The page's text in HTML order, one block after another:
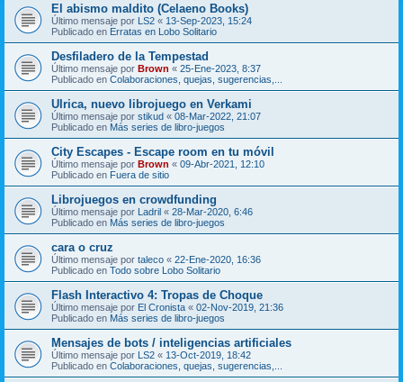
El abismo maldito (Celaeno Books)
Último mensaje por LS2 « 13-Sep-2023, 15:24
Publicado en Erratas en Lobo Solitario
Desfiladero de la Tempestad
Último mensaje por Brown « 25-Ene-2023, 8:37
Publicado en Colaboraciones, quejas, sugerencias,...
Ulrica, nuevo librojuego en Verkami
Último mensaje por stikud « 08-Mar-2022, 21:07
Publicado en Más series de libro-juegos
City Escapes - Escape room en tu móvil
Último mensaje por Brown « 09-Abr-2021, 12:10
Publicado en Fuera de sitio
Librojuegos en crowdfunding
Último mensaje por Ladril « 28-Mar-2020, 6:46
Publicado en Más series de libro-juegos
cara o cruz
Último mensaje por taleco « 22-Ene-2020, 16:36
Publicado en Todo sobre Lobo Solitario
Flash Interactivo 4: Tropas de Choque
Último mensaje por El Cronista « 02-Nov-2019, 21:36
Publicado en Más series de libro-juegos
Mensajes de bots / inteligencias artificiales
Último mensaje por LS2 « 13-Oct-2019, 18:42
Publicado en Colaboraciones, quejas, sugerencias,...